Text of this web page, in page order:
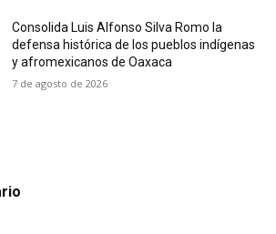
Consolida Luis Alfonso Silva Romo la
defensa histórica de los pueblos indígenas
y afromexicanos de Oaxaca
7 de agosto de 2026